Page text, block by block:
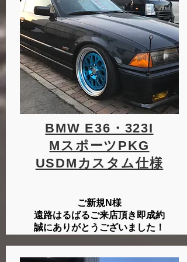
BMW E36・323I
MスポーツPKG
​USDMカスタム仕様
ご新規N様
遠路はるばるご来店頂き即成約
誠にありがとうございました！